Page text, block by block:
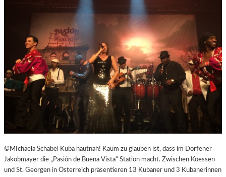
©MIchaela Schabel Kuba hautnah! Kaum zu glauben ist, dass im Dorfener
Jakobmayer die „Pasión de Buena Vista“ Station macht. Zwischen Koessen
und St. Georgen in Österreich präsentieren 13 Kubaner und 3 Kubanerinnen